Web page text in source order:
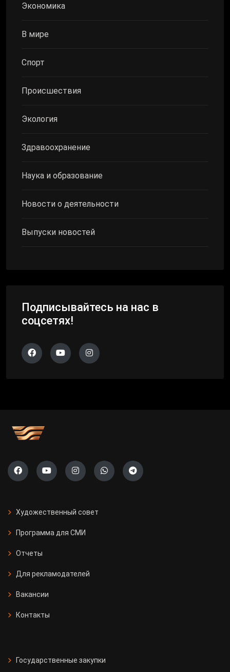
Экономика
В мире
Спорт
Происшествия
Экология
Здравоохранение
Наука и образование
Новости о деятельности
Выпуски новостей
Подписывайтесь на нас в
соцсетях!
Художественный совет
Программа для СМИ
Отчеты
Для рекламодателей
Вакансии
Контакты
Государственные закупки